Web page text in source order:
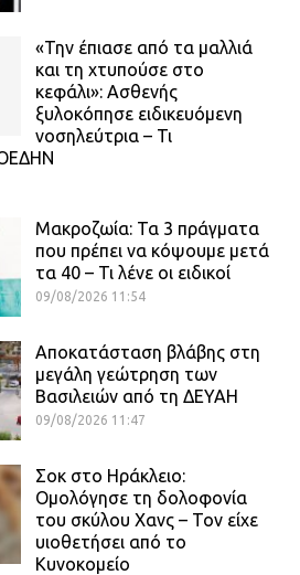
«Την έπιασε από τα μαλλιά
και τη χτυπούσε στο
κεφάλι»: Ασθενής
ξυλοκόπησε ειδικευόμενη
νοσηλεύτρια – Τι
Μακροζωία: Τα 3 πράγματα
που πρέπει να κόψουμε μετά
τα 40 – Τι λένε οι ειδικοί
09/08/2026 11:54
Αποκατάσταση βλάβης στη
μεγάλη γεώτρηση των
Βασιλειών από τη ΔΕΥΑΗ
09/08/2026 11:47
Σοκ στο Ηράκλειο:
Ομολόγησε τη δολοφονία
του σκύλου Χανς – Τον είχε
υιοθετήσει από το
Κυνοκομείο